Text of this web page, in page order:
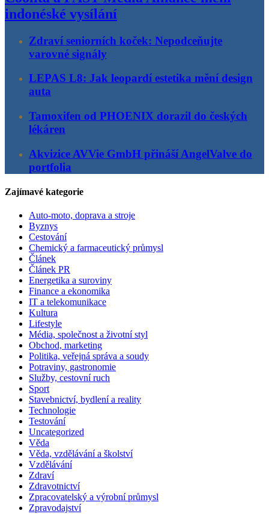
indonéské vysílání
Zdraví seniorních koček: Nepodceňujte
varovné signály
LEPAS L8: Jak leopardí estetika mění design
auta
Tamoxifen od PHOENIX dorazil do českých
lékáren
Akvizice AVVie GmbH přináší AngelValve do
portfolia
Zajímavé kategorie
Auto-moto, doprava a stroje
Byznys
Cestování
Chemický a farmaceutický průmysl
Článek
Článek PR
Energetika a suroviny
Finance a ekonomika
IT a telekomunikace
Kultura
Lifestyle
Média, společnost a životní styl
Obchod, marketing
Politika, veřejná správa a soudy
Potraviny, gastronomie
Služby, cestovní ruch
Sport
Stavebnictví, bydlení a reality
Technologie
Testování
Uncategorized
Věda
Věda, vzdělávání a školství
Vzdělávání
Zdraví
Zdravotnictví
Zpracovatelský a výrobní průmysl
Zpravodajství